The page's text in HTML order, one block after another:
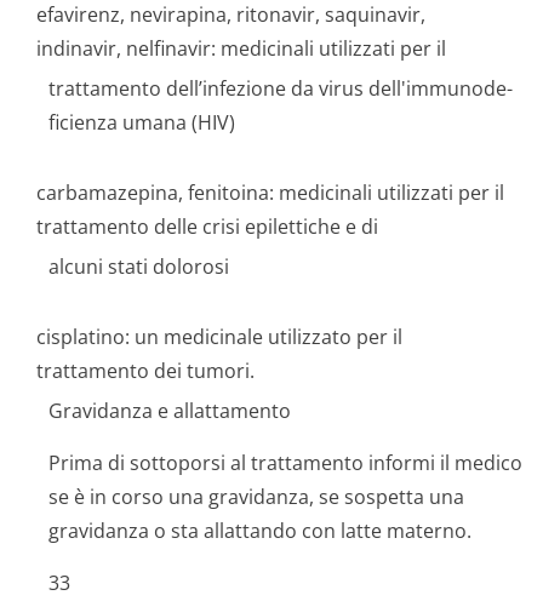
efavirenz, nevirapina, ritonavir, saquinavir,
indinavir, nelfinavir: medicinali utilizzati per il
trattamento dell’infezione da virus dell'immunode­
ficienza umana (HIV)
carbamazepina, fenitoina: medicinali utilizzati per il
trattamento delle crisi epilettiche e di
alcuni stati dolorosi
cisplatino: un medicinale utilizzato per il
trattamento dei tumori.
Gravidanza e allattamento
Prima di sottoporsi al trattamento informi il medico
se è in corso una gravidanza, se sospetta una
gravidanza o sta allattando con latte materno.
33